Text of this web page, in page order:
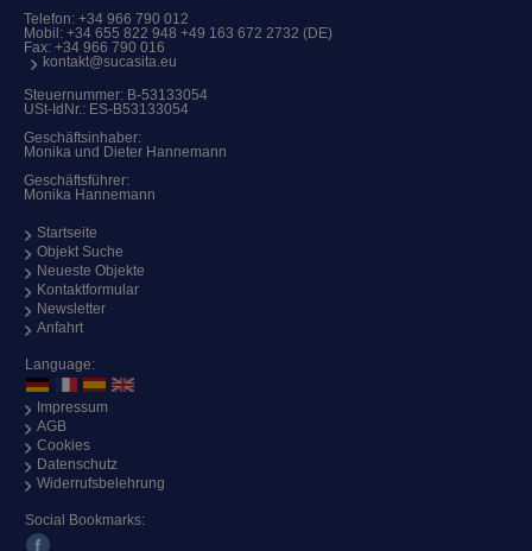
Telefon: +34 966 790 012
Mobil: +34 655 822 948 +49 163 672 2732 (DE)
Fax: +34 966 790 016
kontakt@sucasita.eu
Steuernummer: B-53133054
USt-IdNr.: ES-B53133054
Geschäftsinhaber:
Monika und Dieter Hannemann
Geschäftsführer:
Monika Hannemann
Startseite
Objekt Suche
Neueste Objekte
Kontaktformular
Newsletter
Anfahrt
Language:
Impressum
AGB
Cookies
Datenschutz
Widerrufsbelehrung
Social Bookmarks: